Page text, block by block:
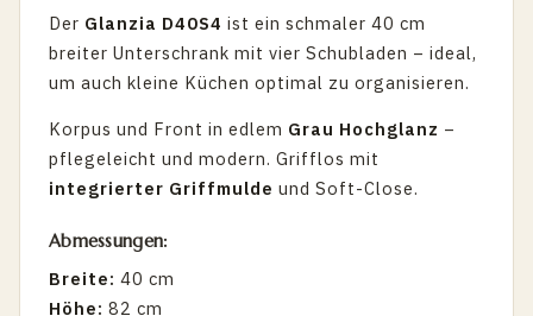
Der Glanzia D40S4 ist ein schmaler 40 cm
breiter Unterschrank mit vier Schubladen – ideal,
um auch kleine Küchen optimal zu organisieren.
Korpus und Front in edlem Grau Hochglanz –
pflegeleicht und modern. Grifflos mit
integrierter Griffmulde und Soft-Close.
Abmessungen:
Breite: 40 cm
Höhe: 82 cm